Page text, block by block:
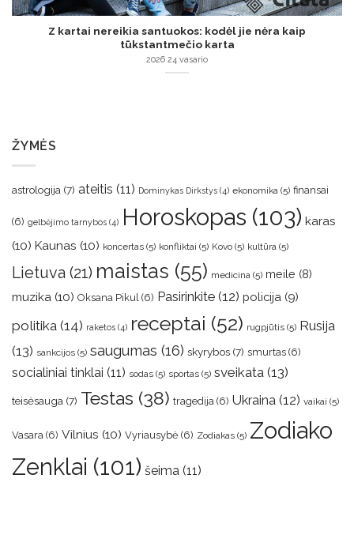
Z kartai nereikia santuokos: kodėl jie nėra kaip
tūkstantmečio karta
2026 24 vasario
ŽYMĖS
astrologija (7) ateitis (11) Dominykas Dirkstys (4) ekonomika (5) finansai
(6) gelbėjimo tarnybos (4) Horoskopas (103) karas
(10) Kaunas (10) koncertas (5) konfliktai (5) Kovo (5) kultūra (5)
Lietuva (21) maistas (55) medicina (5) meile (8)
muzika (10) Oksana Pikul (6) Pasirinkite (12) policija (9)
politika (14) raketos (4) receptai (52) rugpjūtis (5) Rusija
(13) sankcijos (5) saugumas (16) skyrybos (7) smurtas (6)
socialiniai tinklai (11) sodas (5) sportas (5) sveikata (13)
teisėsauga (7) Testas (38) tragedija (6) Ukraina (12) vaikai (5)
Vasara (6) Vilnius (10) Vyriausybė (6) Zodiakas (5) Zodiako
Zenklai (101) šeima (11)